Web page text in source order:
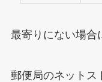
最寄りにない場合
郵便局のネットス